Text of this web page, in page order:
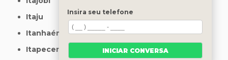
Itaju
Itanhaém
Itapecerica da Serra
Insira seu telefone
INICIAR CONVERSA